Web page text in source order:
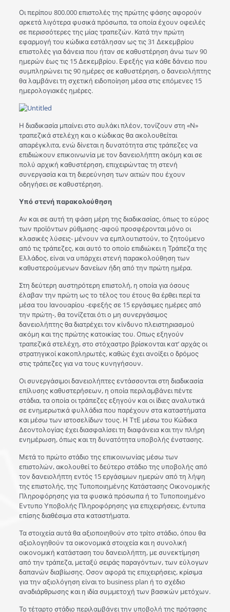
Οι περίπου 800.000 επιστολές της πρώτης φάσης αφορούν
αρκετά λιγότερα φυσικά πρόσωπα, τα οποία έχουν οφειλές
σε περισσότερες της μίας τραπεζών. Κατά την πρώτη
εφαρμογή του κώδικα εστάλησαν ως τις 31 Δεκεμβρίου
επιστολές για δάνεια που ήταν σε καθυστέρηση άνω των 90
ημερών έως τις 15 Δεκεμβρίου. Εφεξής για κάθε δάνειο που
συμπληρώνει τις 90 ημέρες σε καθυστέρηση, ο δανειολήπτης
θα λαμβάνει τη σχετική ειδοποίηση μέσα στις επόμενες 15
ημερολογιακές ημέρες.
Η διαδικασία μπαίνει στο αυλάκι πλέον, τονίζουν στη «Ν»
τραπεζικά στελέχη και ο κώδικας θα ακολουθείται
απαρέγκλιτα, ενώ δίνεται η δυνατότητα στις τράπεζες να
επιδιώκουν επικοινωνία με τον δανειολήπτη ακόμη και σε
πολύ αρχική καθυστέρηση, επιχειρώντας τη στενή
συνεργασία και τη διερεύνηση των αιτιών που έχουν
οδηγήσει σε καθυστέρηση.
Υπό στενή παρακολούθηση
Αν και σε αυτή τη φάση μέρη της διαδικασίας, όπως το εύρος
των προϊόντων ρύθμισης -αφού προσφέρονται μόνο οι
κλασικές λύσεις- μένουν να εμπλουτιστούν, το ζητούμενο
από τις τράπεζες, και αυτό το οποίο επιδιώκει η Τράπεζα της
Ελλάδος, είναι να υπάρχει στενή παρακολούθηση των
καθυστερούμενων δανείων ήδη από την πρώτη ημέρα.
Στη δεύτερη αυστηρότερη επιστολή, η οποία για όσους
έλαβαν την πρώτη ως το τέλος του έτους θα έρθει περί τα
μέσα του Ιανουαρίου -εφεξής σε 15 εργάσιμες ημέρες από
την πρώτη-, θα τονίζεται ότι ο μη συνεργάσιμος
δανειολήπτης θα διατρέχει τον κίνδυνο πλειστηριασμού
ακόμη και της πρώτης κατοικίας του. Οπως εξηγούν
τραπεζικά στελέχη, στο στόχαστρο βρίσκονται κατ’ αρχάς οι
στρατηγικοί κακοπληρωτές, καθώς έχει ανοίξει ο δρόμος
στις τράπεζες για να τους κυνηγήσουν.
Οι συνεργάσιμοι δανειολήπτες εντάσσονται στη διαδικασία
επίλυσης καθυστερήσεων, η οποία περιλαμβάνει πέντε
στάδια, τα οποία οι τράπεζες εξηγούν και οι ίδιες αναλυτικά
σε ενημερωτικά φυλλάδια που παρέχουν στα καταστήματα
και μέσω των ιστοσελίδων τους. Η ΤτΕ μέσω του Κώδικα
Δεοντολογίας έχει διασφαλίσει τη διαφάνεια και την πλήρη
ενημέρωση, όπως και τη δυνατότητα υποβολής ένστασης.
Μετά το πρώτο στάδιο της επικοινωνίας μέσω των
επιστολών, ακολουθεί το δεύτερο στάδιο της υποβολής από
τον δανειολήπτη εντός 15 εργάσιμων ημερών από τη λήψη
της επιστολής, της Τυποποιημένης Κατάστασης Οικονομικής
Πληροφόρησης για τα φυσικά πρόσωπα ή το Τυποποιημένο
Εντυπο Υποβολής Πληροφόρησης για επιχειρήσεις, έντυπα
επίσης διαθέσιμα στα καταστήματα.
Τα στοιχεία αυτά θα αξιοποιηθούν στο τρίτο στάδιο, όπου θα
αξιολογηθούν τα οικονομικά στοιχεία και η συνολική
οικονομική κατάσταση του δανειολήπτη, με συνεκτίμηση
από την τράπεζα, μεταξύ σειράς παραγόντων, των εύλογων
δαπανών διαβίωσης. Οσον αφορά τις επιχειρήσεις, κρίσιμα
για την αξιολόγηση είναι το business plan ή το σχέδιο
αναδιάρθρωσης και η ιδία συμμετοχή των βασικών μετόχων.
Το τέταρτο στάδιο περιλαμβάνει την υποβολή της πρότασης